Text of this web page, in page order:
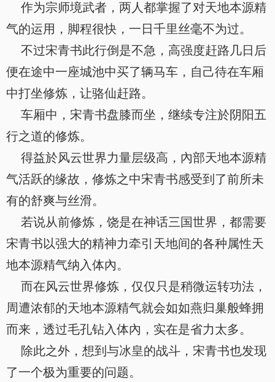
作为宗师境武者，两人都掌握了对天地本源精
气的运用，脚程很快，一日千里丝毫不为过。
不过宋青书此行倒是不急，高强度赶路几日后
便在途中一座城池中买了辆马车，自己待在车厢
中打坐修炼，让骆仙赶路。
车厢中，宋青书盘膝而坐，继续专注於阴阳五
行之道的修炼。
得益於风云世界力量层级高，內部天地本源精
气活跃的缘故，修炼之中宋青书感受到了前所未
有的舒爽与丝滑。
若说从前修炼，饶是在神话三国世界，都需要
宋青书以强大的精神力牵引天地间的各种属性天
地本源精气纳入体內。
而在风云世界修炼，仅仅只是稍微运转功法，
周遭浓郁的天地本源精气就会如如燕归巢般蜂拥
而来，透过毛孔钻入体內，实在是省力太多。
除此之外，想到与冰皇的战斗，宋青书也发现
了一个极为重要的问题。